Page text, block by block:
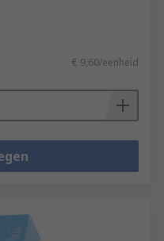
€ 9,60/eenheid